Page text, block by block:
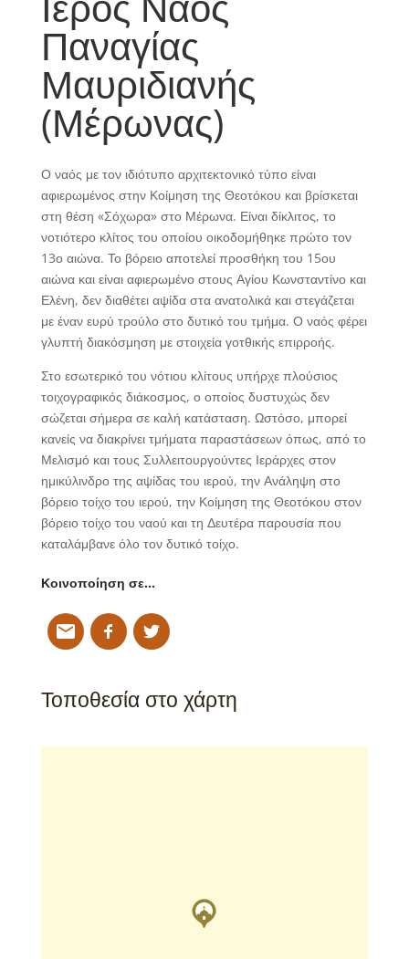
Παναγίας
Μαυριδιανής
(Μέρωνας)
Ο ναός με τον ιδιότυπο αρχιτεκτονικό τύπο είναι
αφιερωμένος στην Κοίμηση της Θεοτόκου και βρίσκεται
στη θέση «Σόχωρα» στο Μέρωνα. Είναι δίκλιτος, το
νοτιότερο κλίτος του οποίου οικοδομήθηκε πρώτο τον
13ο αιώνα. Το βόρειο αποτελεί προσθήκη του 15ου
αιώνα και είναι αφιερωμένο στους Αγίου Κωνσταντίνο και
Ελένη, δεν διαθέτει αψίδα στα ανατολικά και στεγάζεται
με έναν ευρύ τρούλο στο δυτικό του τμήμα. Ο ναός φέρει
γλυπτή διακόσμηση με στοιχεία γοτθικής επιρροής.
Στο εσωτερικό του νότιου κλίτους υπήρχε πλούσιος
τοιχογραφικός διάκοσμος, ο οποίος δυστυχώς δεν
σώζεται σήμερα σε καλή κατάσταση. Ωστόσο, μπορεί
κανείς να διακρίνει τμήματα παραστάσεων όπως, από το
Μελισμό και τους Συλλειτουργούντες Ιεράρχες στον
ημικύλινδρο της αψίδας του ιερού, την Ανάληψη στο
βόρειο τοίχο του ιερού, την Κοίμηση της Θεοτόκου στον
βόρειο τοίχο του ναού και τη Δευτέρα παρουσία που
καταλάμβανε όλο τον δυτικό τοίχο.
Κοινοποίηση σε…
Τοποθεσία στο χάρτη